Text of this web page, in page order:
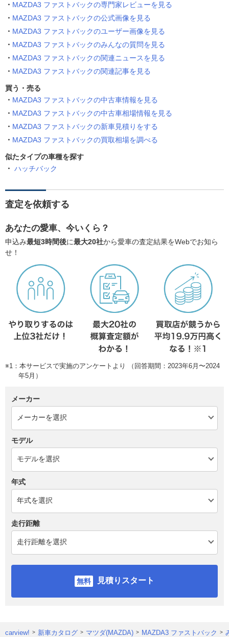
MAZDA3 ファストバックの専門家レビューを見る
MAZDA3 ファストバックの公式画像を見る
MAZDA3 ファストバックのユーザー画像を見る
MAZDA3 ファストバックのみんなの質問を見る
MAZDA3 ファストバックの関連ニュースを見る
MAZDA3 ファストバックの関連記事を見る
買う・売る
MAZDA3 ファストバックの中古車情報を見る
MAZDA3 ファストバックの中古車相場情報を見る
MAZDA3 ファストバックの新車見積りをする
MAZDA3 ファストバックの買取相場を調べる
似たタイプの車種を探す
ハッチバック
査定を依頼する
あなたの愛車、今いくら？
申込み最短3時間後に最大20社から愛車の査定結果をWebでお知ら
せ！
※1：本サービスで実施のアンケートより （回答期間：2023年6月〜2024
年5月）
メーカー
モデル
年式
走行距離
見積りスタート
carview! 新車カタログ マツダ(MAZDA) MAZDA3 ファストバック